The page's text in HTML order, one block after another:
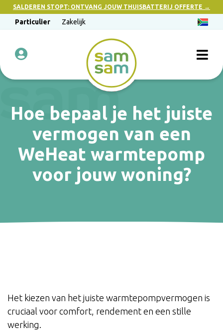
SALDEREN STOPT: ONTVANG JOUW THUISBATTERIJ OFFERTE →
Particulier Zakelijk
Hoe bepaal je het juiste
vermogen van een
WeHeat warmtepomp
voor jouw woning?
Het kiezen van het juiste warmtepompvermogen is
cruciaal voor comfort, rendement en een stille
werking.